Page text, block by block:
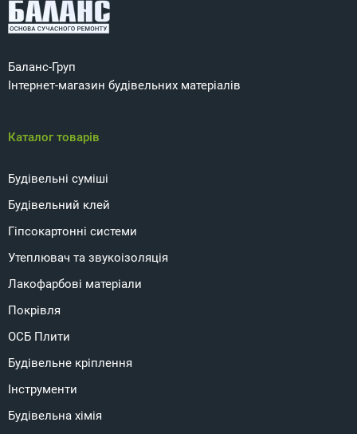
Баланс-Груп
Інтернет-магазин будівельних матеріалів
Каталог товарів
Будівельні суміші
Будівельний клей
Гіпсокартонні системи
Утеплювач та звукоізоляція
Лакофарбові матеріали
Покрівля
ОСБ Плити
Будівельне кріплення
Інструменти
Будівельна хімія